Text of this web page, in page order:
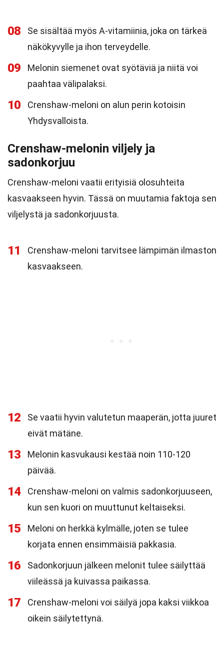
08
Se sisältää myös A-vitamiinia, joka on tärkeä
näkökyvylle ja ihon terveydelle.
09
Melonin siemenet ovat syötäviä ja niitä voi
paahtaa välipalaksi.
10
Crenshaw-meloni on alun perin kotoisin
Yhdysvalloista.
Crenshaw-melonin viljely ja
sadonkorjuu
Crenshaw-meloni vaatii erityisiä olosuhteita
kasvaakseen hyvin. Tässä on muutamia faktoja sen
viljelystä ja sadonkorjuusta.
11
Crenshaw-meloni tarvitsee lämpimän ilmaston
kasvaakseen.
12
Se vaatii hyvin valutetun maaperän, jotta juuret
eivät mätäne.
13
Melonin kasvukausi kestää noin 110-120
päivää.
14
Crenshaw-meloni on valmis sadonkorjuuseen,
kun sen kuori on muuttunut keltaiseksi.
15
Meloni on herkkä kylmälle, joten se tulee
korjata ennen ensimmäisiä pakkasia.
16
Sadonkorjuun jälkeen melonit tulee säilyttää
viileässä ja kuivassa paikassa.
17
Crenshaw-meloni voi säilyä jopa kaksi viikkoa
oikein säilytettynä.